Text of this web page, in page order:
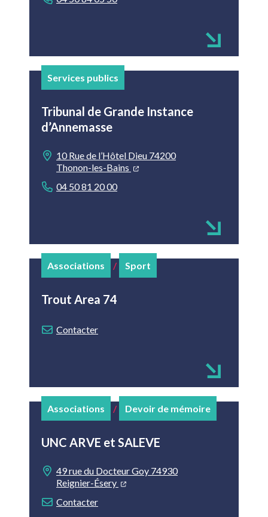
Services publics
Tribunal de Grande Instance
d’Annemasse
10 Rue de l’Hôtel Dieu 74200
Thonon-les-Bains
04 50 81 20 00
Associations / Sport
Trout Area 74
Contacter
Associations / Devoir de mémoire
UNC ARVE et SALEVE
49 rue du Docteur Goy 74930
Reignier-Ésery
Contacter